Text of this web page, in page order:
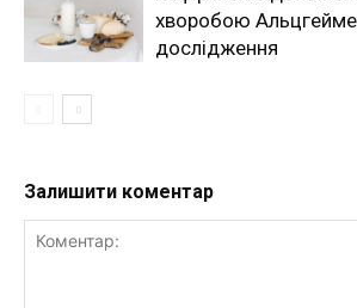
хворобою
дослідження
Залишити коментар